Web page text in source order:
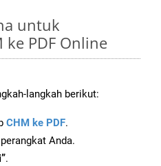
untuk
ke PDF Online
langkah berikut:
CHM ke PDF.
Anda.
.